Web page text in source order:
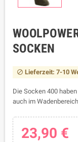
SOCKEN
 Lieferzeit: 7-10
Die Socken 400
auch im Wadenbereich
23,90 €